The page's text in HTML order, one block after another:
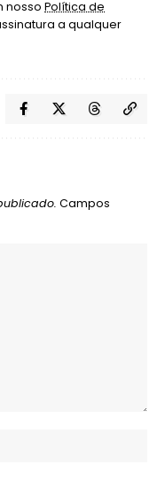
nosso Política de
a qualquer
Campos